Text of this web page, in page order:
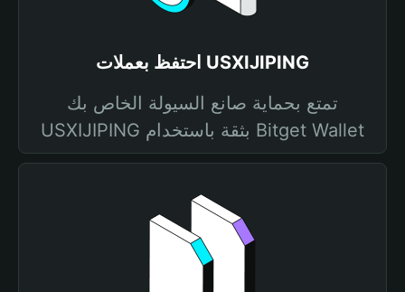
احتفظ بعملات USXIJIPING
تمتع بحماية صانع السيولة الخاص بك
USXIJIPING بثقة باستخدام Bitget Wallet